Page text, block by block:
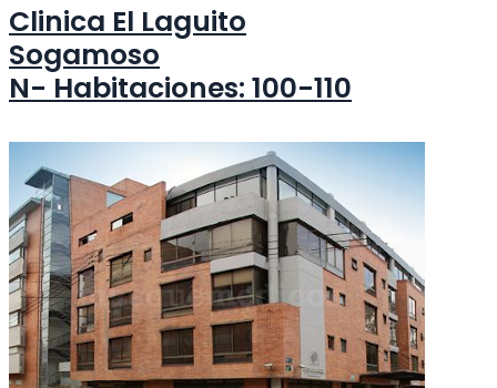
Clinica El Laguito
Sogamoso
N- Habitaciones: 100-110